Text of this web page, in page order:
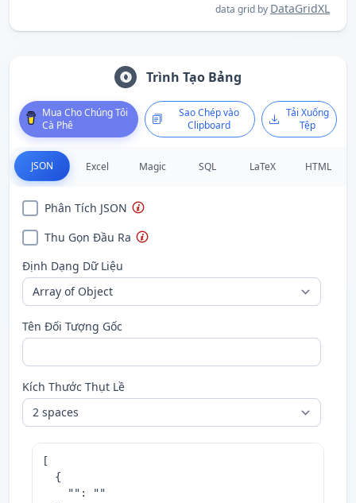
data grid by DataGridXL
Trình Tạo Bảng
Mua Cho Chúng Tôi
Cà Phê
Sao Chép vào
Clipboard
Tải Xuống
Tệp
JSON Excel Magic SQL LaTeX HTML
Phân Tích JSON
Thu Gọn Đầu Ra
Định Dạng Dữ Liệu
Tên Đối Tượng Gốc
Kích Thước Thụt Lề